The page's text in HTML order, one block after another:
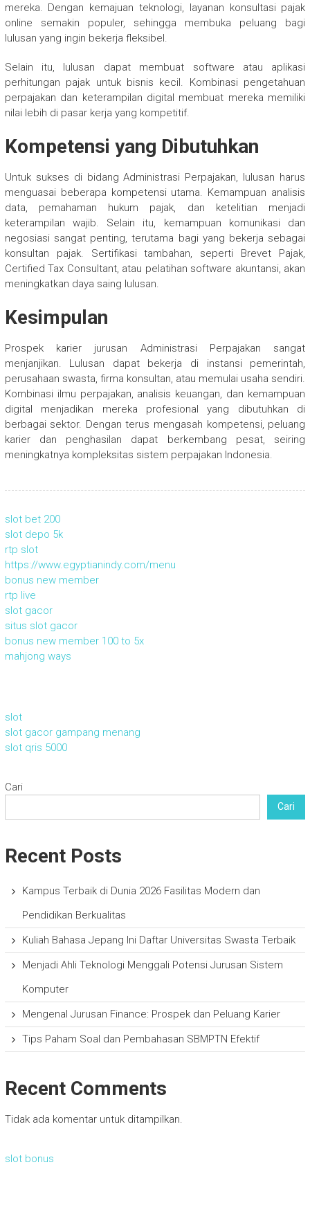
mereka. Dengan kemajuan teknologi, layanan konsultasi pajak
online semakin populer, sehingga membuka peluang bagi
lulusan yang ingin bekerja fleksibel.
Selain itu, lulusan dapat membuat software atau aplikasi
perhitungan pajak untuk bisnis kecil. Kombinasi pengetahuan
perpajakan dan keterampilan digital membuat mereka memiliki
nilai lebih di pasar kerja yang kompetitif.
Kompetensi yang Dibutuhkan
Untuk sukses di bidang Administrasi Perpajakan, lulusan harus
menguasai beberapa kompetensi utama. Kemampuan analisis
data, pemahaman hukum pajak, dan ketelitian menjadi
keterampilan wajib. Selain itu, kemampuan komunikasi dan
negosiasi sangat penting, terutama bagi yang bekerja sebagai
konsultan pajak. Sertifikasi tambahan, seperti Brevet Pajak,
Certified Tax Consultant, atau pelatihan software akuntansi, akan
meningkatkan daya saing lulusan.
Kesimpulan
Prospek karier jurusan Administrasi Perpajakan sangat
menjanjikan. Lulusan dapat bekerja di instansi pemerintah,
perusahaan swasta, firma konsultan, atau memulai usaha sendiri.
Kombinasi ilmu perpajakan, analisis keuangan, dan kemampuan
digital menjadikan mereka profesional yang dibutuhkan di
berbagai sektor. Dengan terus mengasah kompetensi, peluang
karier dan penghasilan dapat berkembang pesat, seiring
meningkatnya kompleksitas sistem perpajakan Indonesia.
slot bet 200
slot depo 5k
rtp slot
https://www.egyptianindy.com/menu
bonus new member
rtp live
slot gacor
situs slot gacor
bonus new member 100 to 5x
mahjong ways
slot
slot gacor gampang menang
slot qris 5000
Cari
Cari
Recent Posts
Kampus Terbaik di Dunia 2026 Fasilitas Modern dan
Pendidikan Berkualitas
Kuliah Bahasa Jepang Ini Daftar Universitas Swasta Terbaik
Menjadi Ahli Teknologi Menggali Potensi Jurusan Sistem
Komputer
Mengenal Jurusan Finance: Prospek dan Peluang Karier
Tips Paham Soal dan Pembahasan SBMPTN Efektif
Recent Comments
Tidak ada komentar untuk ditampilkan.
slot bonus